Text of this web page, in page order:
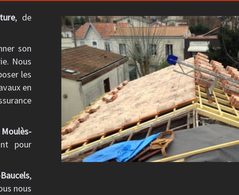
, de
son
Nous
les
en
Moulès-
pour
,
nous